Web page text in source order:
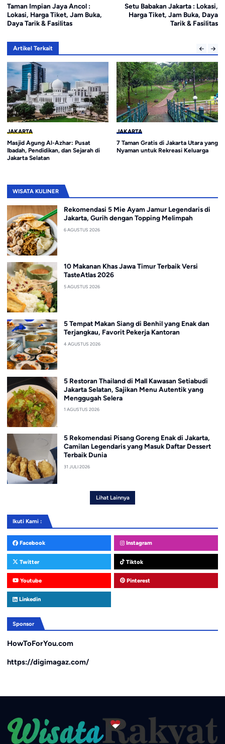
Taman Impian Jaya Ancol :
Lokasi, Harga Tiket, Jam Buka,
Daya Tarik & Fasilitas
Setu Babakan Jakarta : Lokasi,
Harga Tiket, Jam Buka, Daya
Tarik & Fasilitas
Artikel Terkait
JAKARTA
Masjid Agung Al-Azhar: Pusat
Ibadah, Pendidikan, dan Sejarah di
Jakarta Selatan
JAKARTA
7 Taman Gratis di Jakarta Utara yang
Nyaman untuk Rekreasi Keluarga
WISATA KULINER
Rekomendasi 5 Mie Ayam Jamur Legendaris di
Jakarta, Gurih dengan Topping Melimpah
6 AGUSTUS 2026
10 Makanan Khas Jawa Timur Terbaik Versi
TasteAtlas 2026
5 AGUSTUS 2026
5 Tempat Makan Siang di Benhil yang Enak dan
Terjangkau, Favorit Pekerja Kantoran
4 AGUSTUS 2026
5 Restoran Thailand di Mall Kawasan Setiabudi
Jakarta Selatan, Sajikan Menu Autentik yang
Menggugah Selera
1 AGUSTUS 2026
5 Rekomendasi Pisang Goreng Enak di Jakarta,
Camilan Legendaris yang Masuk Daftar Dessert
Terbaik Dunia
31 JULI 2026
Lihat Lainnya
Ikuti Kami :
Facebook Instagram
Twitter Tiktok
Youtube Pinterest
Linkedin
Sponsor
HowToForYou.com
https://digimagaz.com/